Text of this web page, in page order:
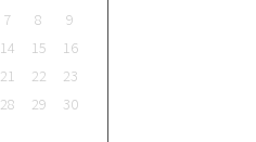
7 8
9
14 15
16
21 22
23
28 29
30